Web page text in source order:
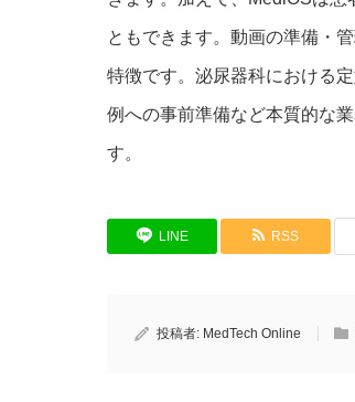
ともできます。動画の準備・
特徴です。泌尿器科における
例への事前準備など本質的な
す。
LINE RSS
投稿者: MedTech Online